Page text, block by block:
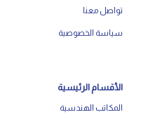
تواصل معنا
سياسة الخصوصية
الأقسام الرئيسية
المكاتب الهندسية